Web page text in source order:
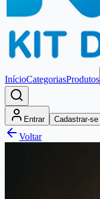
InícioCategoriasProdutos
Entrar Cadastrar-se
Voltar